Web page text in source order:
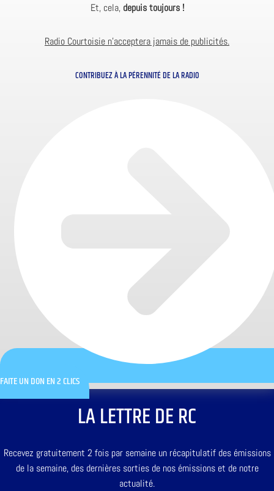
Et, cela, depuis toujours !
Radio Courtoisie n’acceptera jamais de publicités.
CONTRIBUEZ À LA PÉRENNITÉ DE LA RADIO
FAITE UN DON EN 2 CLICS
LA LETTRE DE RC
Recevez gratuitement 2 fois par semaine un récapitulatif des émissions
de la semaine, des dernières sorties de nos émissions et de notre
actualité.